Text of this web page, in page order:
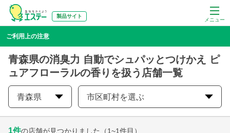
メニュー
製品サイト
ご利用上の注意
青森県の消臭力 自動でシュパッとつけかえ ピ
ュアフローラルの香りを扱う店舗一覧
青森県 市区町村を選ぶ
1件の店舗が見つかりました （1~1件目）